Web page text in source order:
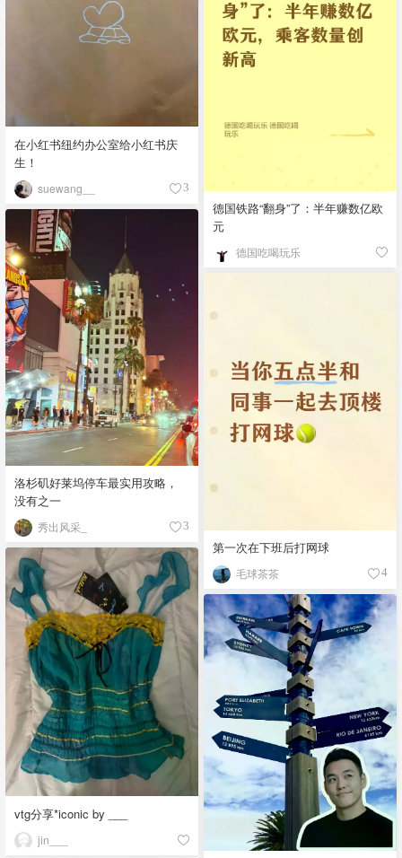
在小红书纽约办公室给小红书庆
生！
suewang__ 3
德国铁路“翻身”了：半年赚数亿欧
元
德国吃喝玩乐
洛杉矶好莱坞停车最实用攻略，
没有之一
秀出风采_ 3
第一次在下班后打网球
毛球茶茶 4
vtg分享*iconic by ___
jin___